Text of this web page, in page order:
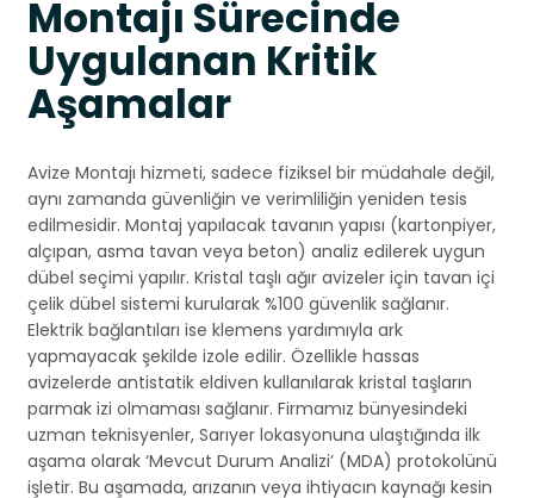
Montajı Sürecinde
Uygulanan Kritik
Aşamalar
Avize Montajı hizmeti, sadece fiziksel bir müdahale değil,
aynı zamanda güvenliğin ve verimliliğin yeniden tesis
edilmesidir. Montaj yapılacak tavanın yapısı (kartonpiyer,
alçıpan, asma tavan veya beton) analiz edilerek uygun
dübel seçimi yapılır. Kristal taşlı ağır avizeler için tavan içi
çelik dübel sistemi kurularak %100 güvenlik sağlanır.
Elektrik bağlantıları ise klemens yardımıyla ark
yapmayacak şekilde izole edilir. Özellikle hassas
avizelerde antistatik eldiven kullanılarak kristal taşların
parmak izi olmaması sağlanır. Firmamız bünyesindeki
uzman teknisyenler, Sarıyer lokasyonuna ulaştığında ilk
aşama olarak ‘Mevcut Durum Analizi’ (MDA) protokolünü
işletir. Bu aşamada, arızanın veya ihtiyacın kaynağı kesin